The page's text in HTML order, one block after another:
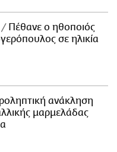
Πέθανε ο ηθοποιός
σε ηλικία
ανάκληση
μαρμελάδας